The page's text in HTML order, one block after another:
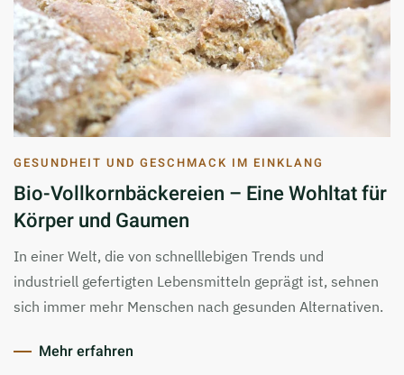
GESUNDHEIT UND GESCHMACK IM EINKLANG
Bio-Vollkornbäckereien – Eine Wohltat für
Körper und Gaumen
In einer Welt, die von schnelllebigen Trends und
industriell gefertigten Lebensmitteln geprägt ist, sehnen
sich immer mehr Menschen nach gesunden Alternativen.
Mehr erfahren